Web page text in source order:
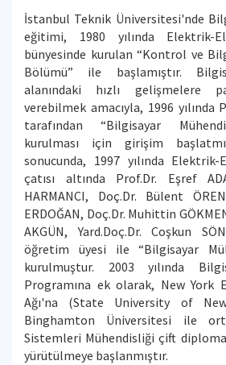
İstanbul Teknik Üniversitesi'nde
eğitimi, 1980 yılında Elektrik-
bünyesinde kurulan “Kontrol ve
Bölümü” ile başlamıştır.
alanındaki hızlı gelişmelere
verebilmek amacıyla, 1996 yılında
tarafından “Bilgisayar
kurulması için girişim
sonucunda, 1997 yılında
çatısı altında Prof.Dr. Eşref
HARMANCI, Doç.Dr. Bülent
ERDOĞAN, Doç.Dr. Muhittin
AKGÜN, Yard.Doç.Dr. Coşkun
öğretim üyesi ile “Bilgisayar
kurulmuştur. 2003 yılında
Programına ek olarak, New York
Ağı'na (State University of New
Binghamton Üniversitesi ile
Sistemleri Mühendisliği çift
yürütülmeye başlanmıştır.